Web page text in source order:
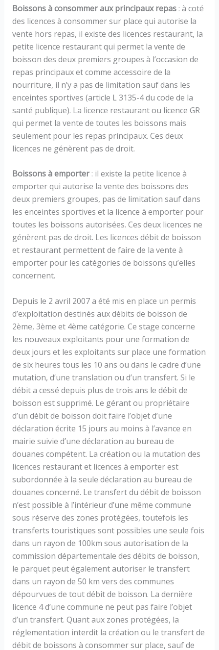
Boissons à consommer aux principaux repas: à coté
des licences à consommer sur place qui autorise la
vente hors repas, il existe des licences restaurant, la
petite licence restaurant qui permet la vente de
boisson des deux premiers groupes à l’occasion de
repas principaux et comme accessoire de la
nourriture, il n’y a pas de limitation sauf dans les
enceintes sportives (article L 3135-4 du code de la
santé publique). La licence restaurant ou licence GR
qui permet la vente de toutes les boissons mais
seulement pour les repas principaux. Ces deux
licences ne génèrent pas de droit.
Boissons à emporter: il existe la petite licence à
emporter qui autorise la vente des boissons des
deux premiers groupes, pas de limitation sauf dans
les enceintes sportives et la licence à emporter pour
toutes les boissons autorisées. Ces deux licences ne
génèrent pas de droit. Les licences débit de boisson
et restaurant permettent de faire de la vente à
emporter pour les catégories de boissons qu’elles
concernent.
Depuis le 2 avril 2007 a été mis en place un permis
d’exploitation destinés aux débits de boisson de
2ème, 3ème et 4ème catégorie. Ce stage concerne
les nouveaux exploitants pour une formation de
deux jours et les exploitants sur place une formation
de six heures tous les 10 ans ou dans le cadre d’une
mutation, d’une translation ou d’un transfert. Si le
débit a cessé depuis plus de trois ans le débit de
boisson est supprimé. Le gérant ou propriétaire
d’un débit de boisson doit faire l’objet d’une
déclaration écrite 15 jours au moins à l’avance en
mairie suivie d’une déclaration au bureau de
douanes compétent. La création ou la mutation des
licences restaurant et licences à emporter est
subordonnée à la seule déclaration au bureau de
douanes concerné. Le transfert du débit de boisson
n’est possible à l’intérieur d’une même commune
sous réserve des zones protégées, toutefois les
transferts touristiques sont possibles une seule fois
dans un rayon de 100km sous autorisation de la
commission départementale des débits de boisson,
le parquet peut également autoriser le transfert
dans un rayon de 50 km vers des communes
dépourvues de tout débit de boisson. La dernière
licence 4 d’une commune ne peut pas faire l’objet
d’un transfert. Quant aux zones protégées, la
réglementation interdit la création ou le transfert de
débit de boissons à consommer sur place, sauf de